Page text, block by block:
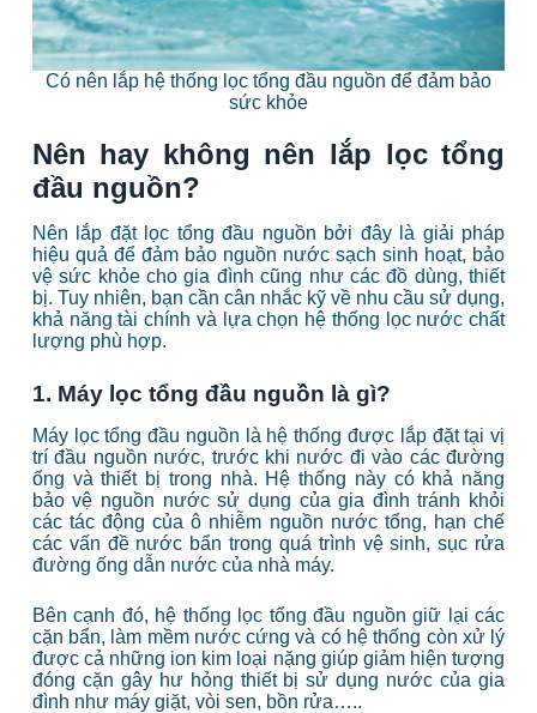
Có nên lắp hệ thống lọc tổng đầu nguồn để đảm bảo
sức khỏe
Nên hay không nên lắp lọc tổng
đầu nguồn?
Nên lắp đặt lọc tổng đầu nguồn bởi đây là giải pháp
hiệu quả để đảm bảo nguồn nước sạch sinh hoạt, bảo
vệ sức khỏe cho gia đình cũng như các đồ dùng, thiết
bị. Tuy nhiên, bạn cần cân nhắc kỹ về nhu cầu sử dụng,
khả năng tài chính và lựa chọn hệ thống lọc nước chất
lượng phù hợp.
1. Máy lọc tổng đầu nguồn là gì?
Máy lọc tổng đầu nguồn là hệ thống được lắp đặt tại vị
trí đầu nguồn nước, trước khi nước đi vào các đường
ống và thiết bị trong nhà. Hệ thống này có khả năng
bảo vệ nguồn nước sử dụng của gia đình tránh khỏi
các tác động của ô nhiễm nguồn nước tổng, hạn chế
các vấn đề nước bẩn trong quá trình vệ sinh, sục rửa
đường ống dẫn nước của nhà máy.
Bên cạnh đó, hệ thống lọc tổng đầu nguồn giữ lại các
cặn bẩn, làm mềm nước cứng và có hệ thống còn xử lý
được cả những ion kim loại nặng giúp giảm hiện tượng
đóng cặn gây hư hỏng thiết bị sử dụng nước của gia
đình như máy giặt, vòi sen, bồn rửa…..